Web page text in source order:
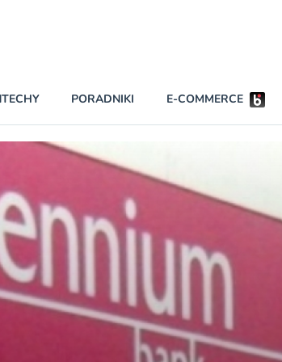
BEZPIECZEŃSTWO
KONTA
PRAWO
RAPORTY SPECJALNE
PORADNIKI E-COMMERCE